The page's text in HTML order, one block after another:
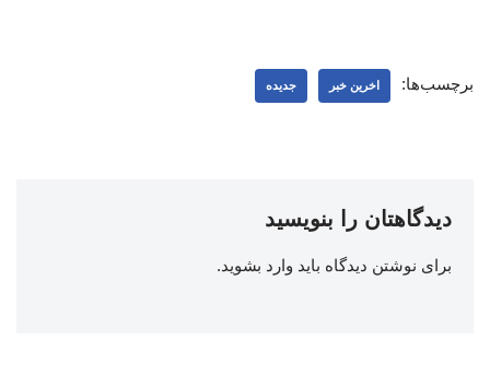
برچسب‌ها: اخرین خبر جدیده
دیدگاهتان را بنویسید
برای نوشتن دیدگاه باید وارد بشوید.